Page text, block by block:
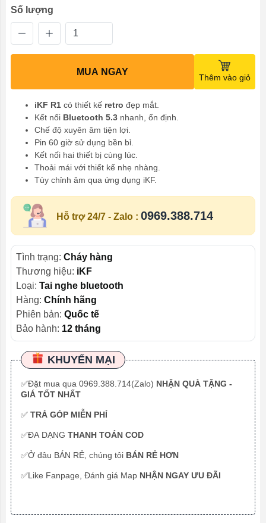
Số lượng
MUA NGAY
Thêm vào giỏ
iKF R1 có thiết kế retro đẹp mắt.
Kết nối Bluetooth 5.3 nhanh, ổn định.
Chế độ xuyên âm tiện lợi.
Pin 60 giờ sử dụng bền bỉ.
Kết nối hai thiết bị cùng lúc.
Thoải mái với thiết kế nhẹ nhàng.
Tùy chỉnh âm qua ứng dụng iKF.
Hỗ trợ 24/7 - Zalo : 0969.388.714
Tình trạng: Cháy hàng
Thương hiệu: iKF
Loại: Tai nghe bluetooth
Hàng: Chính hãng
Phiên bản: Quốc tế
Bảo hành: 12 tháng
KHUYẾN MẠI
✅Đặt mua qua 0969.388.714(Zalo) NHẬN QUÀ TẶNG -
GIÁ TỐT NHẤT
✅ TRẢ GÓP MIỄN PHÍ
✅ĐA DẠNG THANH TOÁN COD
✅Ở đâu BÁN RẺ, chúng tôi BÁN RẺ HƠN
✅Like Fanpage, Đánh giá Map NHẬN NGAY ƯU ĐÃI